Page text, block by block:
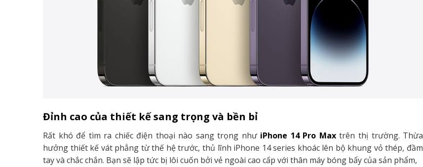
Đỉnh cao của thiết kế sang trọng và bền bỉ
Rất khó để tìm ra chiếc điện thoại nào sang trọng như iPhone 14 Pro Maxtrên thị trường. Thừa
hưởng thiết kế vát phẳng từ thế hệ trước, thủ lĩnh iPhone 14 series khoác lên bộ khung vỏ thép, đầm
tay và chắc chắn. Bạn sẽ lập tức bị lôi cuốn bởi vẻ ngoài cao cấp với thân máy bóng bẩy của sản phẩm,